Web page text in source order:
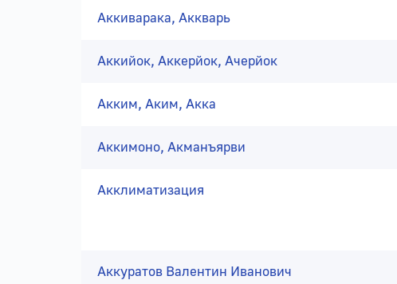
Аккиварака, Аккварь
Аккийок, Аккерйок, Ачерйок
Акким, Аким, Акка
Аккимоно, Акманъярви
Акклиматизация
Аккуратов Валентин Иванович